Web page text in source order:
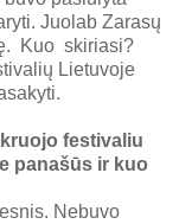
Juolab Zarasų
Kuo skiriasi?
Lietuvoje
festivaliu
panašūs ir kuo
Nebuvo